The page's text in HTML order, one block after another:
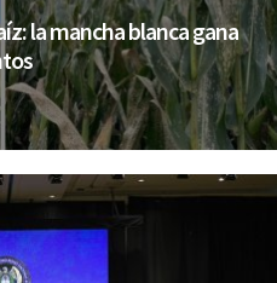
la mancha blanca gana